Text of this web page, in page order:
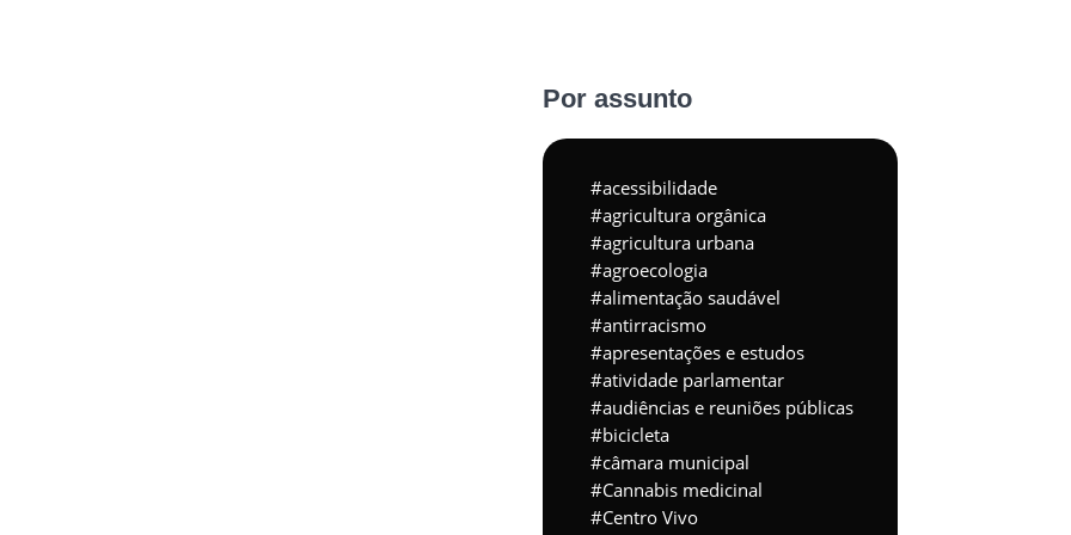
Por assunto
acessibilidade
agricultura orgânica
agricultura urbana
agroecologia
alimentação saudável
antirracismo
apresentações e estudos
atividade parlamentar
audiências e reuniões públicas
bicicleta
câmara municipal
Cannabis medicinal
Centro Vivo